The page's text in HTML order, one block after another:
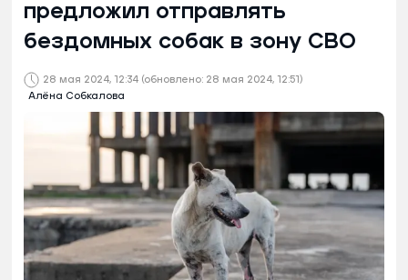
28 мая 2024, 12:34 (обновлено: 28 мая 2024, 12:51)
Алёна Собкалова
предложил отправлять
бездомных собак в зону СВО